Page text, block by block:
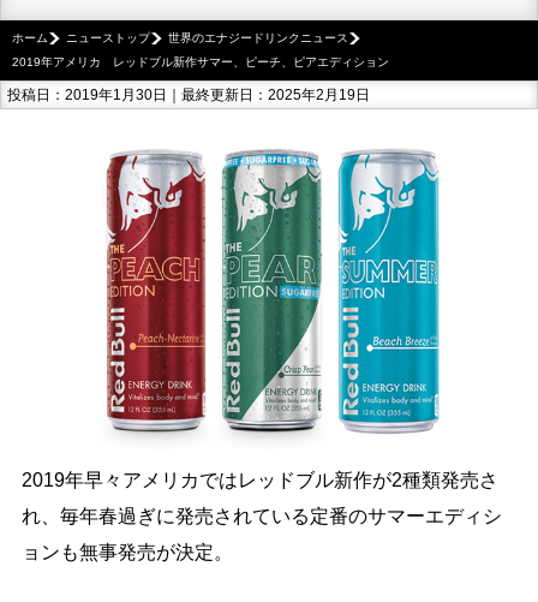
ホーム ニューストップ
世界のエナジードリンクニュース
2019年アメリカ レッドブル新作サマー、ピーチ、ピアエディション
投稿日：2019年1月30日｜最終更新日：2025年2月19日
2019年早々アメリカではレッドブル新作が2種類発売さ
れ、毎年春過ぎに発売されている定番のサマーエディシ
ョンも無事発売が決定。